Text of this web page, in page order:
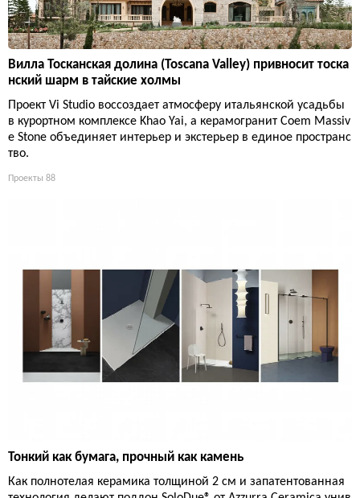
Вилла Тосканская долина (Toscana Valley) привносит тоска
нский шарм в тайские холмы
Проект Vi Studio воссоздает атмосферу итальянской усадьбы
в курортном комплексе Khao Yai, а керамогранит Coem Massiv
e Stone объединяет интерьер и экстерьер в единое пространс
тво.
Проекты 88
Тонкий как бумага, прочный как камень
Как полнотелая керамика толщиной 2 см и запатентованная